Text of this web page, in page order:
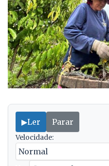
▶Ler Parar
Velocidade: